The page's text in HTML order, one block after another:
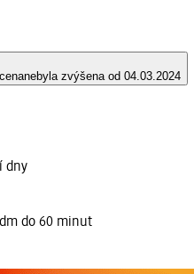
nebyla zvýšena od 04.03.2024
dny
do 60 minut